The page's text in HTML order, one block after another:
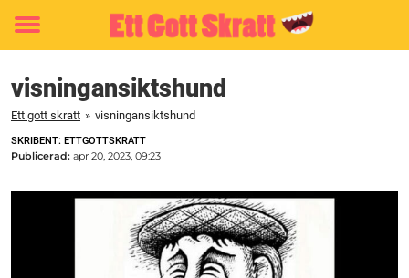
Toggle
visningansiktshund
Ett gott skratt » visningansiktshund
SKRIBENT: ETTGOTTSKRATT
Publicerad: apr 20, 2023, 09:23